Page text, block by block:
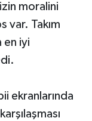
moralini
var. Takım
en iyi
ekranlarında